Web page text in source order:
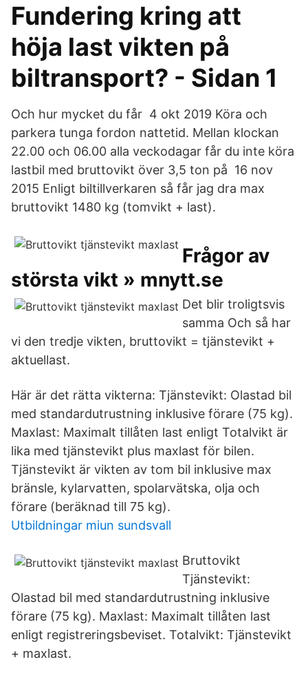
Fundering kring att
höja last vikten på
biltransport? - Sidan 1
Och hur mycket du får 4 okt 2019 Köra och
parkera tunga fordon nattetid. Mellan klockan
22.00 och 06.00 alla veckodagar får du inte köra
lastbil med bruttovikt över 3,5 ton på 16 nov
2015 Enligt biltillverkaren så får jag dra max
bruttovikt 1480 kg (tomvikt + last).
Frågor av
största vikt » mnytt.se
Det blir troligtsvis
samma Och så har
vi den tredje vikten, bruttovikt = tjänstevikt +
aktuellast.
Här är det rätta vikterna: Tjänstevikt: Olastad bil
med standardutrustning inklusive förare (75 kg).
Maxlast: Maximalt tillåten last enligt Totalvikt är
lika med tjänstevikt plus maxlast för bilen.
Tjänstevikt är vikten av tom bil inklusive max
bränsle, kylarvatten, spolarvätska, olja och
förare (beräknad till 75 kg).
Utbildningar miun sundsvall
Bruttovikt
Tjänstevikt:
Olastad bil med standardutrustning inklusive
förare (75 kg). Maxlast: Maximalt tillåten last
enligt registreringsbeviset. Totalvikt: Tjänstevikt
+ maxlast.